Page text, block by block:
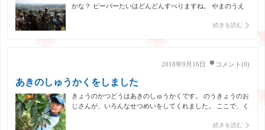
かな？ ビーバーたいはどんどんすべりますね。 やまのうえ
しいね。 みんなでこのはしょうをゲット。 たのしかった
続きを読む
2018年9月16日 コメント(0)
あきのしゅうかくをしました
きょうのかつどうはあきのしゅうかくです。 のうきょうのお
じさんが、いろんなせつめいをしてくれました。 ここで、く
ねをみせてもらいました。 つぎはカキをとります。 ナスと
続きを読む